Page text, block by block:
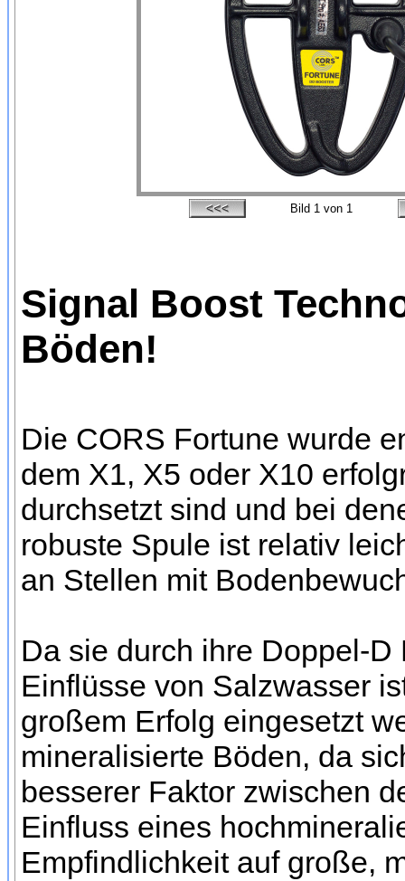
Bild 1 von 1
Signal Boost
Böden!
Die CORS Fortune wurde
dem X1, X5 oder X10
durchsetzt sind und bei
robuste Spule ist relativ
an Stellen mit
Da sie durch ihre Doppel-
Einflüsse von Salzwasser
großem Erfolg eingesetzt
mineralisierte Böden, da
besserer Faktor zwischen
Einfluss eines
Empfindlichkeit auf große,